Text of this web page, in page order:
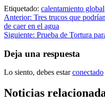
Etiquetado: calentamiento global
Navegación
de
Anterior: Tres trucos que
de caer en el agua
Siguiente: Prueba de Tortura
Deja una respuesta
Lo siento, debes estarconectado
Noticias